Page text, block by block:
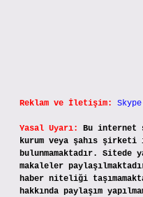
Reklam ve İletişim:
Yasal Uyarı:
Bu internet
kurum veya şahıs
bulunmamaktadır. Sitede
makaleler
haber niteliği
hakkında paylaşım